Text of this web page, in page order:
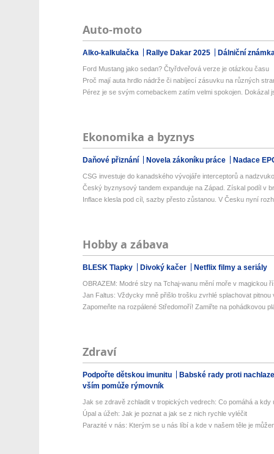
Auto-moto
Alko-kalkulačka Rallye Dakar 2025 Dálniční
Ford Mustang jako sedan? Čtyřdveřová verze je otázkou času
Proč mají auta hrdlo nádrže či nabíjecí zásuvku na různých
Pérez je se svým comebackem zatím velmi spokojen. Dokázal
Ekonomika a byznys
Daňové přiznání Novela zákoníku práce Nadace
CSG investuje do kanadského vývojáře interceptorů a
Český byznysový tandem expanduje na Západ. Získal podíl v
Inflace klesla pod cíl, sazby přesto zůstanou. V Česku nyní
Hobby a zábava
BLESK Tlapky Divoký kačer Netflix filmy a seriály
OBRAZEM: Modré slzy na Tchaj-wanu mění moře v magickou
Jan Faltus: Vždycky mně přišlo trošku zvrhlé splachovat pitnou
Zapomeňte na rozpálené Středomoří! Zamiřte na pohádkovou
Zdraví
Podpořte dětskou imunitu
Babské rady proti
vším pomůže rýmovník
Jak se zdravě zchladit v tropických vedrech: Co pomáhá a kdy
Úpal a úžeh: Jak je poznat a jak se z nich rychle vyléčit
Parazité v nás: Kterým se u nás líbí a kde v našem těle je